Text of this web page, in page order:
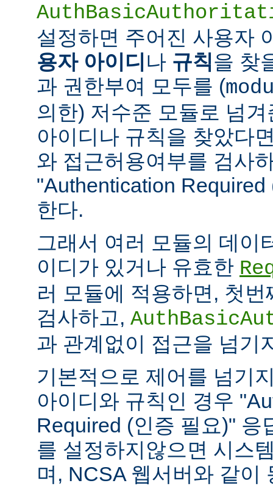
설정하면 주어진 사용자
용자 아이디 나 규칙을 찾
과 권한부여 모두를 (
의한) 저수준 모듈로 넘
아이디나 규칙을 찾았다
와 접근허용여부를 검사
"Authentication
한다.
그래서 여러 모듈의 데이
이디가 있거나 유효한
러 모듈에 적용하면, 첫
검사하고,
과 관계없이 접근을 넘기
기본적으로 제어를 넘기
아이디와 규칙인 경우
Required (인증 필요)" 응
를 설정하지않으면 시스
며, NCSA 웹서버와 같이